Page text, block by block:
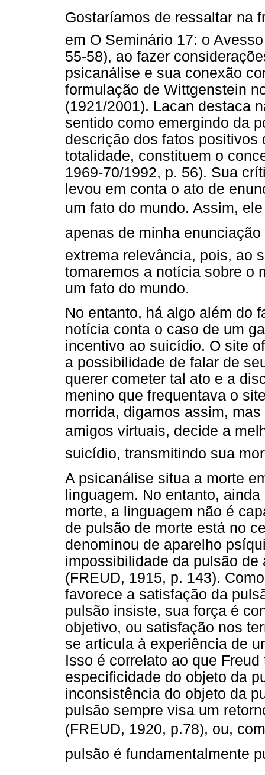
Gostaríamos de ressaltar na
em O Seminário 17: o
55-58), ao fazer
psicanálise e sua conexão
formulação de Wittgenstein
(1921/2001). Lacan destaca
sentido como emergindo da
descrição dos fatos positivos
totalidade, constituem o
1969-70/1992, p. 56). Sua
levou em conta o ato de
um fato do mundo. Assim,
apenas de minha
extrema relevância, pois, ao
tomaremos a notícia sobre o
um fato do mundo.
No entanto, há algo além do
notícia conta o caso de um
incentivo ao suicídio. O site
a possibilidade de falar de
querer cometer tal ato e a
menino que frequentava o
morrida, digamos assim,
amigos virtuais, decide a
suicídio, transmitindo sua
A psicanálise situa a morte
linguagem. No entanto,
morte, a linguagem não é
de pulsão de morte está no
denominou de aparelho
impossibilidade da pulsão
(FREUD, 1915, p. 143).
favorece a satisfação da
pulsão insiste, sua força é
objetivo, ou satisfação nos
se articula à experiência de
Isso é correlato ao que
especificidade do objeto da
inconsistência do objeto da
pulsão sempre visa um
(FREUD, 1920, p.78), ou,
pulsão é fundamentalmente